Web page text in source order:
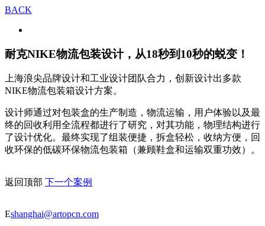
BACK
耐克NIKE物流包装设计，从18秒到10秒的蜕变！
上海浪尖品牌设计和工业设计团队合力，创新设计出多款
NIKE物流包装箱设计方案。
设计师通过对包装盒的生产制造，物流运输，用户体验以及最
终的回收利用全流程都进行了研究，对其功能，物理结构进行
了设计优化。最终实现了组装便捷，拆盒轻松，收纳方便，回
收环保的低碳环保物流包装箱（兼顾鞋盒和运输双重功效）。
返回顶部 下一个案例
Eshanghai@artopcn.com